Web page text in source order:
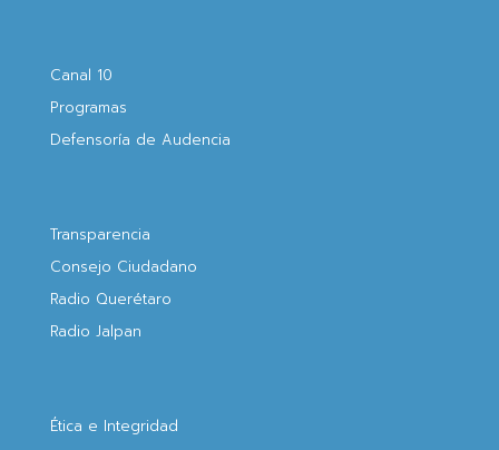
Canal 10
Programas
Defensoría de Audencia
Transparencia
Consejo Ciudadano
Radio Querétaro
Radio Jalpan
Ética e Integridad